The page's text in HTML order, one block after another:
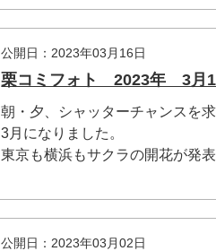
公開日：2023年03月16日
栗コミフォト 2023年 3月
朝・夕、シャッターチャンスを求
3月になりました。
東京も横浜もサクラの開花が発
公開日：2023年03月02日